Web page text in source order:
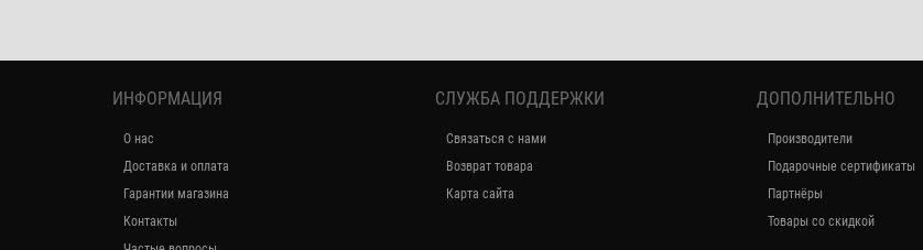
ИНФОРМАЦИЯ
О нас
Доставка и оплата
Гарантии магазина
Контакты
СЛУЖБА ПОДДЕРЖКИ
Связаться с нами
Возврат товара
Карта сайта
ДОПОЛНИТЕЛЬНО
Производители
Подарочные сертификаты
Партнёры
Товары со скидкой